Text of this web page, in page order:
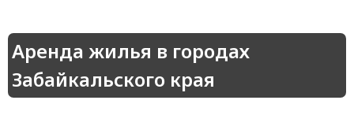
Аренда жилья в городах
Забайкальского края